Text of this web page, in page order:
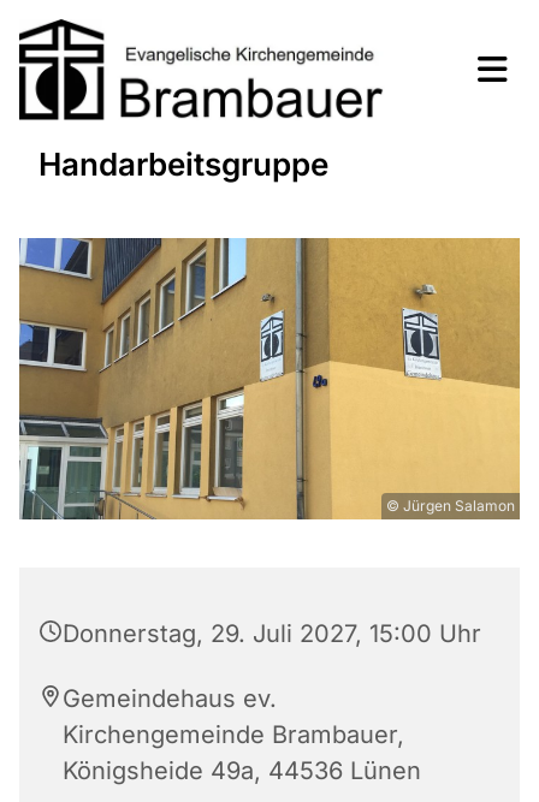
Handarbeitsgruppe
© Jürgen Salamon
Donnerstag, 29. Juli 2027, 15:00 Uhr
Gemeindehaus ev.
Kirchengemeinde Brambauer,
Königsheide 49a, 44536 Lünen